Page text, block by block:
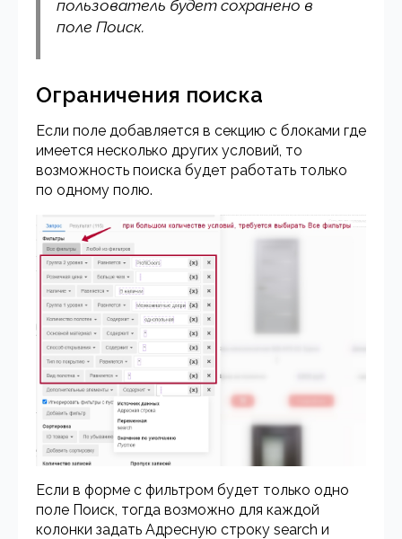
пользователь будет сохранено в
поле Поиск.
Ограничения поиска
Если поле добавляется в секцию с блоками где
имеется несколько других условий, то
возможность поиска будет работать только
по одному полю.
Если в форме с фильтром будет только одно
поле Поиск, тогда возможно для каждой
колонки задать Адресную строку search и